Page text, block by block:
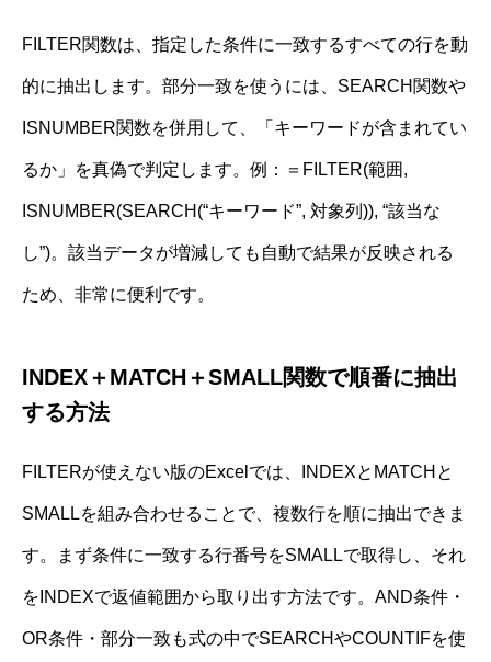
FILTER関数は、指定した条件に一致するすべての行を動
的に抽出します。部分一致を使うには、SEARCH関数や
ISNUMBER関数を併用して、「キーワードが含まれてい
るか」を真偽で判定します。例：＝FILTER(範囲,
ISNUMBER(SEARCH(“キーワード”, 対象列)), “該当な
し”)。該当データが増減しても自動で結果が反映される
ため、非常に便利です。
INDEX＋MATCH＋SMALL関数で順番に抽出
する方法
FILTERが使えない版のExcelでは、INDEXとMATCHと
SMALLを組み合わせることで、複数行を順に抽出できま
す。まず条件に一致する行番号をSMALLで取得し、それ
をINDEXで返値範囲から取り出す方法です。AND条件・
OR条件・部分一致も式の中でSEARCHやCOUNTIFを使